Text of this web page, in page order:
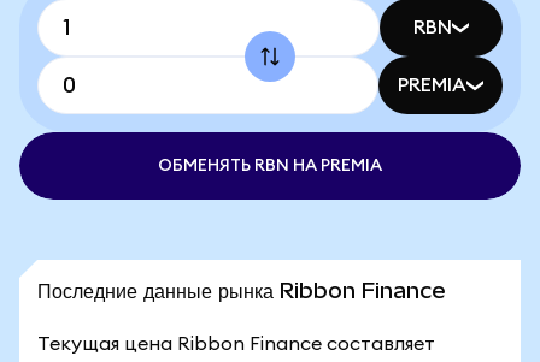
RBN
PREMIA
ОБМЕНЯТЬ RBN НА PREMIA
Последние данные рынка Ribbon Finance
Текущая цена Ribbon Finance составляет